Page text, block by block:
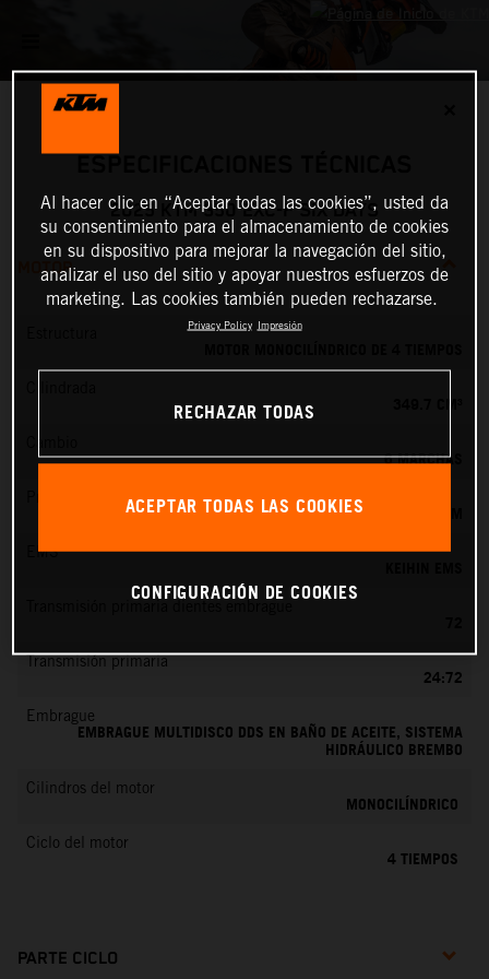
2025 KTM 350 EXC-F SIX DAYS
MOTOR
6 MARCHAS
Preparación de la mezcla
KEIHIN EFI, TOBERA DE 42 MM
EMS
Transmisión primaria
24:72
Embrague
EMBRAGUE MULTIDISCO DDS EN BAÑO DE ACEITE, SISTEMA
HIDRÁULICO BREMBO
Cilindros del motor
MONOCILÍNDRICO
Ciclo del motor
4 TIEMPOS
PARTE CICLO
Al hacer clic en “Aceptar todas las cookies”, usted da
su consentimiento para el almacenamiento de cookies
en su dispositivo para mejorar la navegación del sitio,
analizar el uso del sitio y apoyar nuestros esfuerzos de
marketing. Las cookies también pueden rechazarse.
Privacy Policy Impresión
RECHAZAR TODAS
ACEPTAR TODAS LAS COOKIES
CONFIGURACIÓN DE COOKIES